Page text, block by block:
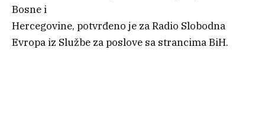
Bosne i
Hercegovine, potvrđeno je za Radio Slobodna
Evropa iz Službe za poslove sa strancima BiH.